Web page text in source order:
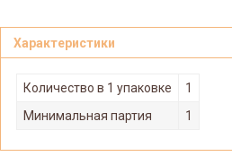
Характеристики
Количество в 1 упаковке
1
Минимальная партия
1